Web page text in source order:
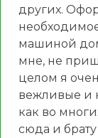
других.
машиной
мне, не
целом я
вежливые и
как во
сюда и